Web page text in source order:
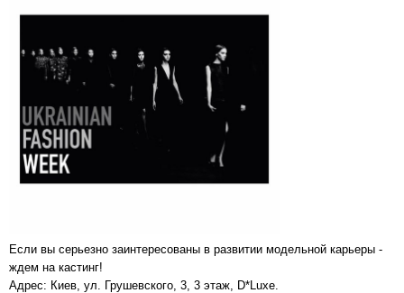
Если вы серьезно заинтересованы в развитии модельной карьеры -
ждем на кастинг!
Адрес: Киев, ул. Грушевского, 3, 3 этаж, D*Luxe.